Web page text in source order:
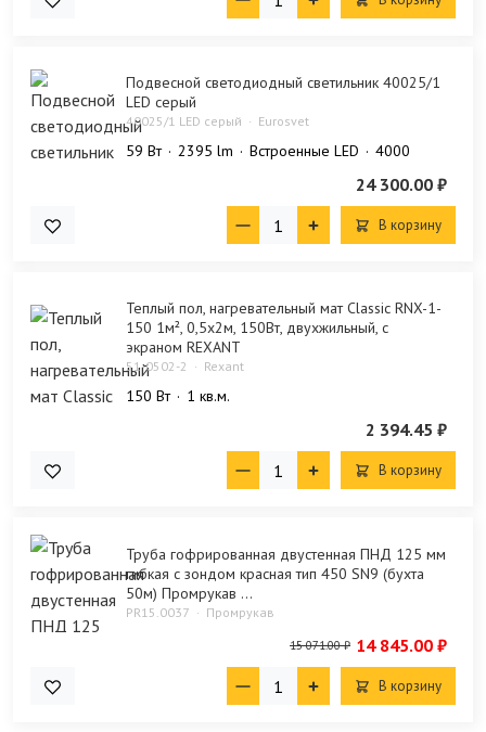
Подвесной светодиодный светильник 40025/1
LED серый
40025/1 LED серый Eurosvet
59 Bт 2395 lm Встроенные LED 4000
24 300.00 ₽
В корзину
Теплый пол, нагревательный мат Classic RNX-1-
150 1м², 0,5х2м, 150Вт, двухжильный, с
экраном REXANT
51-0502-2 Rexant
150 Bт 1 кв.м.
2 394.45 ₽
В корзину
Труба гофрированная двустенная ПНД 125 мм
гибкая с зондом красная тип 450 SN9 (бухта
50м) Промрукав ...
PR15.0037 Промрукав
15 071.00 ₽ 14 845.00 ₽
В корзину